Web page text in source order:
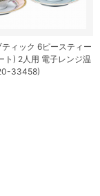
ィック 6ピースティー
ト) 2人用 電子レンジ温
33458)